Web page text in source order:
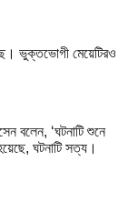
ভুক্তভোগী মেয়েটিরও
বলেন, ‘ঘটনাটি শুনে
ঘটনাটি সত্য।